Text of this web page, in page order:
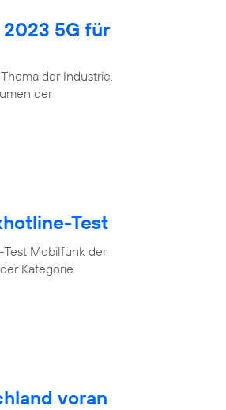
5G für
der Industrie.
der
Test
Test Mobilfunk der
Kategorie
voran